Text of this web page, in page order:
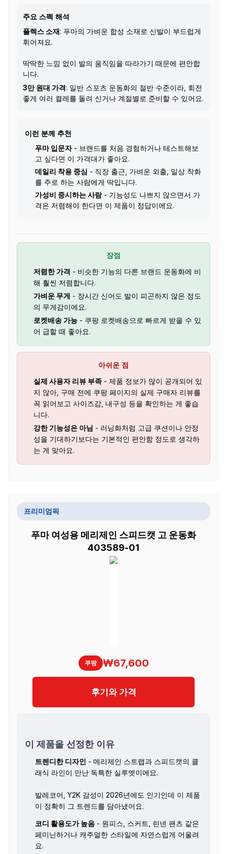
주요 스펙 해석
플렉스 소재 : 푸마의 가벼운 합성 소재로 신발이 부드럽게
휘어져요.
딱딱한 느낌 없이 발의 움직임을 따라가기 때문에 편안합
니다.
3만 원대 가격: 일반 스포츠 운동화의 절반 수준이라, 회전
좋게 여러 켤레를 돌려 신거나 계절별로 준비할 수 있어요.
이런 분께 추천
푸마 입문자- 브랜드를 처음 경험하거나 테스트해보
고 싶다면 이 가격대가 좋아요.
데일리 착용 중심 - 직장 출근, 가벼운 외출, 일상 착화
를 주로 하는 사람에게 딱입니다.
가성비 중시하는 사람- 기능성도 나쁘지 않으면서 가
격은 저렴해야 한다면 이 제품이 정답이에요.
장점
저렴한 가격 - 비슷한 기능의 다른 브랜드 운동화에 비
해 훨씬 저렴합니다.
가벼운 무게 - 장시간 신어도 발이 피곤하지 않은 정도
의 무게감이에요.
로켓배송 가능 - 쿠팡 로켓배송으로 빠르게 받을 수 있
어 급할 때 좋아요.
아쉬운 점
실제 사용자 리뷰 부족 - 제품 정보가 많이 공개되어 있
지 않아, 구매 전에 쿠팡 페이지의 실제 구매자 리뷰를
꼭 읽어보고 사이즈감, 내구성 등을 확인하는 게 좋습
니다.
강한 기능성은 아님 - 러닝화처럼 고급 쿠션이나 안정
성을 기대하기보다는 기본적인 편안함 정도로 생각하
는 게 맞아요.
프리미엄픽
푸마 여성용 메리제인 스피드캣 고 운동화
403589-01
쿠팡 ₩67,600
후기와 가격
이 제품을 선정한 이유
트렌디한 디자인 - 메리제인 스트랩과 스피드캣의 클
래식 라인이 만난 독특한 실루엣이에요.
발레코어, Y2K 감성이 2026년에도 인기인데 이 제품
이 정확히 그 트렌드를 담아냈어요.
코디 활용도가 높음 - 원피스, 스커트, 린넨 팬츠 같은
페미닌하거나 캐주얼한 스타일에 자연스럽게 어울려
요.